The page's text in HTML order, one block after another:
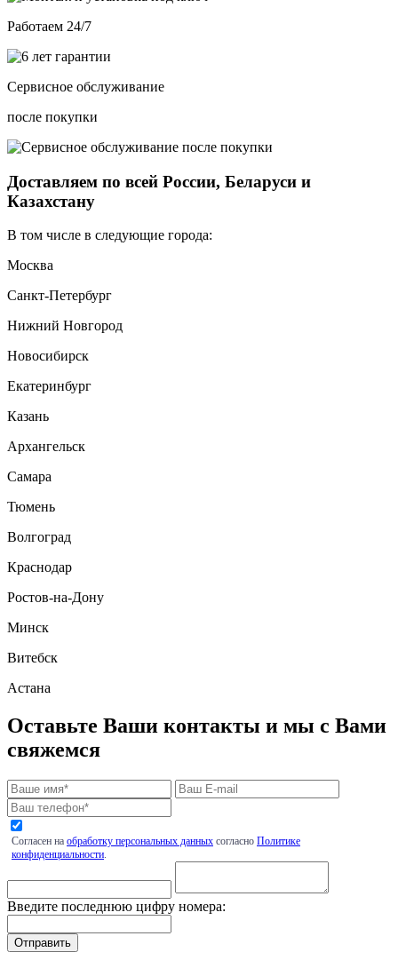
Работаем 24/7
Сервисное обслуживание
после покупки
Доставляем по всей России, Беларуси и
Казахстану
В том числе в следующие города:
Москва
Санкт-Петербург
Нижний Новгород
Новосибирск
Екатеринбург
Казань
Архангельск
Самара
Тюмень
Волгоград
Краснодар
Ростов-на-Дону
Минск
Витебск
Астана
Оставьте Ваши контакты и мы с Вами
свяжемся
Согласен на обработку персональных данных согласно Политике
конфиденциальности.
Введите последнюю цифру номера: